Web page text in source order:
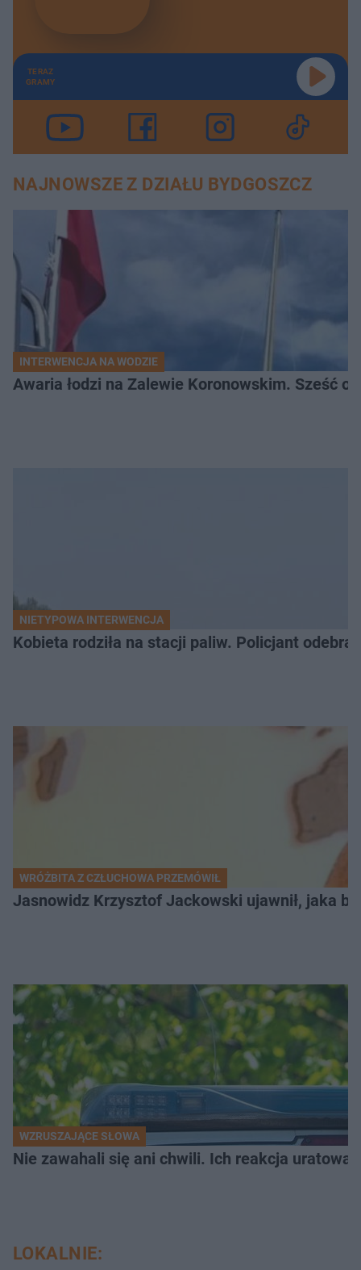
TERAZ
GRAMY
NAJNOWSZE Z DZIAŁU BYDGOSZCZ
INTERWENCJA NA WODZIE
Awaria łodzi na Zalewie Koronowskim. Sześć
NIETYPOWA INTERWENCJA
Kobieta rodziła na stacji paliw. Policjant
WRÓŻBITA Z CZŁUCHOWA PRZEMÓWIŁ
Jasnowidz Krzysztof Jackowski ujawnił, jaka
WZRUSZAJĄCE SŁOWA
Nie zawahali się ani chwili. Ich reakcja
LOKALNIE: